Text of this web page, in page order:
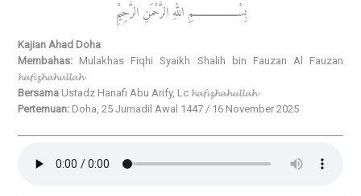
بِسْــــــــــــــــــمِ اللهِ الرَّحْمَنِ الرَّحِيْمِ
Kajian Ahad Doha
Membahas: Mulakhas Fiqhi Syaikh Shalih bin Fauzan Al Fauzan
𝓱𝓪𝓯𝓲𝔃𝓱𝓪𝓱𝓾𝓵𝓵𝓪𝓱
Bersama Ustadz Hanafi Abu Arify, Lc 𝓱𝓪𝓯𝓲𝔃𝓱𝓪𝓱𝓾𝓵𝓵𝓪𝓱
Pertemuan: Doha, 25 Jumadil Awal 1447 / 16 November 2025